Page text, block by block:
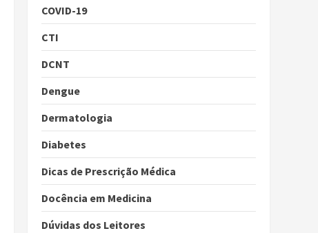
COVID-19
CTI
DCNT
Dengue
Dermatologia
Diabetes
Dicas de Prescrição Médica
Docência em Medicina
Dúvidas dos Leitores